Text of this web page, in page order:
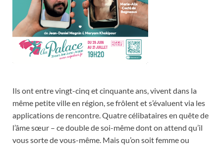
Ils ont entre vingt-cinq et cinquante ans, vivent dans la
même petite ville en région, se frôlent et s’évaluent via les
applications de rencontre. Quatre célibataires en quête de
l’âme sœur – ce double de soi-même dont on attend qu’il
vous sorte de vous-même. Mais qu’on soit femme ou